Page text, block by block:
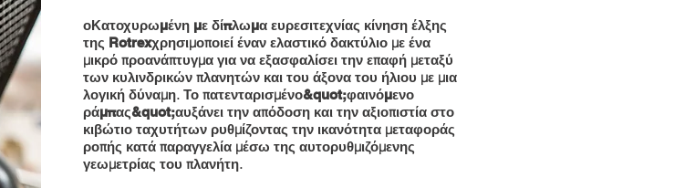
οΚατοχυρωμένη με δίπλωμα ευρεσιτεχνίας κίνηση έλξης
της Rotrexχρησιμοποιεί έναν ελαστικό δακτύλιο με ένα
μικρό προανάπτυγμα για να εξασφαλίσει την επαφή μεταξύ
των κυλινδρικών πλανητών και του άξονα του ήλιου με μια
λογική δύναμη. Το πατενταρισμένο&quot;φαινόμενο
ράμπας&quot;αυξάνει την απόδοση και την αξιοπιστία στο
κιβώτιο ταχυτήτων ρυθμίζοντας την ικανότητα μεταφοράς
ροπής κατά παραγγελία μέσω της αυτορυθμιζόμενης
γεωμετρίας του πλανήτη.